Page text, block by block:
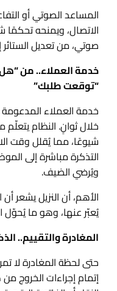
المساعد الصوتي أو
الاتصال، ويمنحه تحكمًا
صوتي، من تعديل
خدمة العملاء.. من
“توقعت طلبك”
خدمة العملاء المدعومة
خلال ثوانٍ. النظام
شيوعًا، مما يُقلل وقت
التذكرة مباشرة إلى
ويُرضي الضيف.
الأهم، أن النزيل يشعر أن
يُعبّر عنها، وهو ما يُحوّل
المغادرة والتقييم..
حتى لحظة المغادرة لا
إتمام إجراءات الخروج